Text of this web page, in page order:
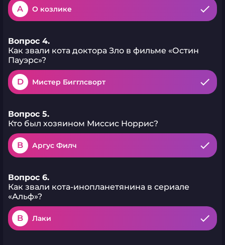
A О козлике
Вопрос 4.
Как звали кота доктора Зло в фильме «Остин
Пауэрс»?
D Мистер Бигглсворт
Вопрос 5.
Кто был хозяином Миссис Норрис?
B Аргус Филч
Вопрос 6.
Как звали кота-инопланетянина в сериале
«Альф»?
B Лаки